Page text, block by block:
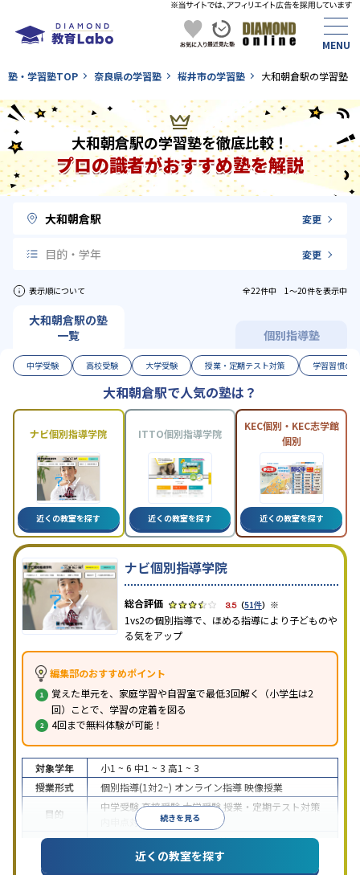
塾・学習塾TOP 奈良県の学習塾 桜井市の学習塾 大和朝倉駅の学習塾
大和朝倉駅の学習塾を徹底比較！
プロの識者がおすすめ塾を解説
大和朝倉駅 変更
目的・学年 変更
表示順について 全22件中 1〜20件を表示中
大和朝倉駅の塾
一覧
個別指導塾
中学受験 高校受験 大学受験 授業・定期テスト対策 学習習慣の
大和朝倉駅で人気の塾は？
ナビ個別指導学院
近くの教室を探す
ITTO個別指導学院
近くの教室を探す
KEC個別・KEC志学館
個別
近くの教室を探す
ナビ個別指導学院
3.5（51件） ※
1vs2の個別指導で、ほめる指導により子どものや
る気をアップ
編集部のおすすめポイント
覚えた単元を、家庭学習や自習室で最低3回解く（小学生は2
回）ことで、学習の定着を図る
4回まで無料体験が可能！
続きを見る
対象学年 小1 ~ 6 中1 ~ 3 高1 ~ 3
授業形式
個別指導(1対2~) オンライン指導映像授業
目的
中学受験高校受験大学受験 授業・定期テスト対策
内申点対策
学習習慣の定着
成績保証制度あり授業の振替可能オンライン対応
1科目から受講可能季節講習のみの受講可
近くの教室を探す